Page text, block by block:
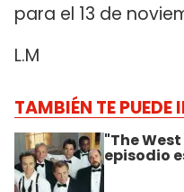
para el 13 de
L.M
TAMBIÉN TE PUEDE
"The
episodio